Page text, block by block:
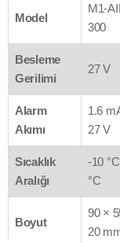
Model
M1-
300
Besleme
Gerilimi
27 V
Alarm
Akımı
1.6
27 V
Sıcaklık
Aralığı
-10
°C
Boyut
90 ×
20